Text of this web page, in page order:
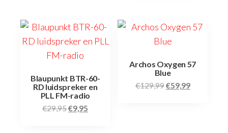
Blaupunkt BTR-60-
RD luidspreker en
PLL FM-radio
€29,95€9,95
Archos Oxygen 57
Blue
€129,99€59,99